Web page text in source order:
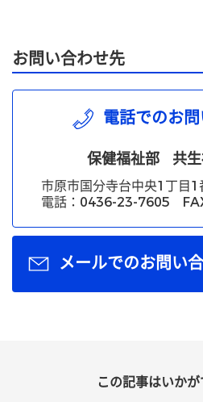
お問い合わせ先
電話でのお
保健福祉部 共
市原市国分寺台中央1丁目
電話：0436-23-7605
メールでのお問い
この記事はいか